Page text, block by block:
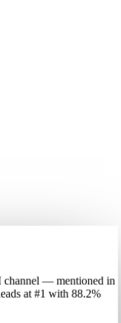
— mentioned in
at #1 with 88.2%